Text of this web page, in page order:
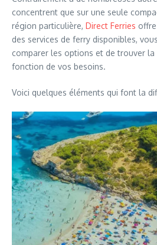
concentrent que sur une seule
région particulière, Direct Ferries
des services de ferry disponibles,
comparer les options et de trouver
fonction de vos besoins.
Voici quelques éléments qui font la